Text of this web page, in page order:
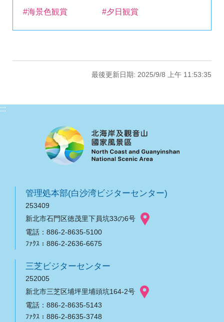
#海景色観賞 #夕日観賞
最後更新日期: 2025/9/8 上午 11:53:35
:::
管理処本部(白沙湾ビジターセンター)
253409
新北市石門区徳茂里下員坑33の6号
電話：886-2-8635-5100
ﾌｧｸｽ：886-2-2636-6675
三芝ビジターセンター
252005
新北市三芝区埔坪里埔頭坑164-2号
電話：886-2-8635-5143
ﾌｧｸｽ：886-2-8635-3748